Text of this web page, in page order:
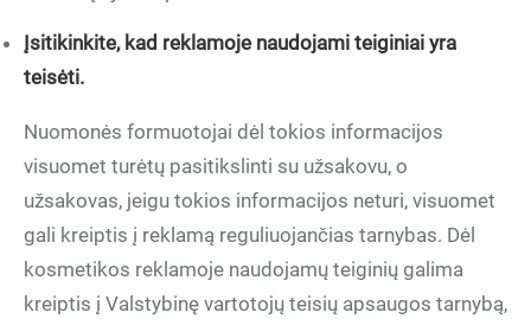
Įsitikinkite, kad reklamoje naudojami teiginiai yra
teisėti.
Nuomonės formuotojai dėl tokios informacijos
visuomet turėtų pasitikslinti su užsakovu, o
užsakovas, jeigu tokios informacijos neturi, visuomet
gali kreiptis į reklamą reguliuojančias tarnybas. Dėl
kosmetikos reklamoje naudojamų teiginių galima
kreiptis į Valstybinę vartotojų teisių apsaugos tarnybą,